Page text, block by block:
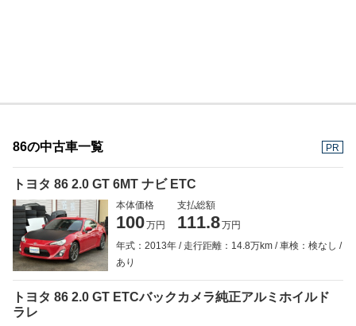
86の中古車一覧 PR
トヨタ 86 2.0 GT 6MT ナビ ETC
本体価格
100万円
支払総額
111.8万円
年式：2013年
走行距離：14.8万km
車検：検なし
あり
トヨタ 86 2.0 GT ETCバックカメラ純正アルミホイルド
ラレ